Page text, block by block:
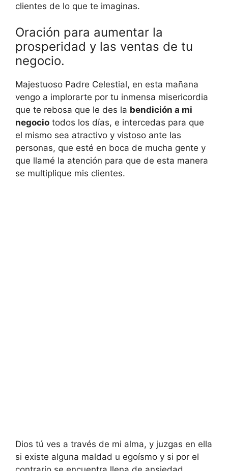
clientes de lo que te imaginas.
Oración para aumentar la
prosperidad y las ventas de tu
negocio.
Majestuoso Padre Celestial, en esta mañana
vengo a implorarte por tu inmensa misericordia
que te rebosa que le des la bendición a mi
negocio todos los días, e intercedas para que
el mismo sea atractivo y vistoso ante las
personas, que esté en boca de mucha gente y
que llamé la atención para que de esta manera
se multiplique mis clientes.
Dios tú ves a través de mi alma, y juzgas en ella
si existe alguna maldad u egoísmo y si por el